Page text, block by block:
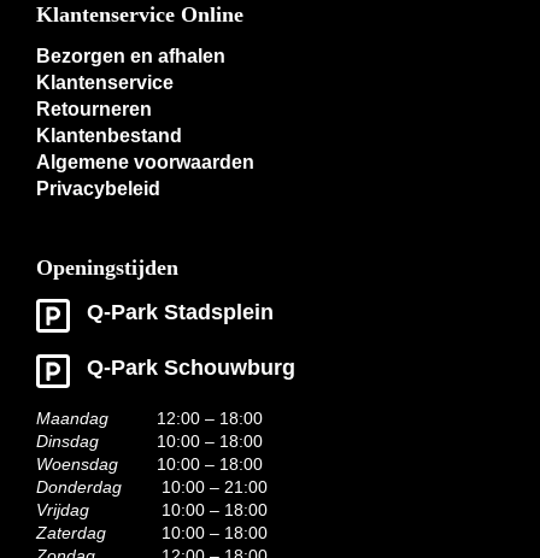
Klantenservice Online
Bezorgen en afhalen
Klantenservice
Retourneren
Klantenbestand
Algemene voorwaarden
Privacybeleid
Openingstijden
Q-Park Stadsplein
Q-Park Schouwburg
Maandag
12:00 – 18:00
Dinsdag
10:00 – 18:00
Woensdag
10:00 – 18:00
Donderdag
10:00 – 21:00
Vrijdag
10:00 – 18:00
Zaterdag
10:00 – 18:00